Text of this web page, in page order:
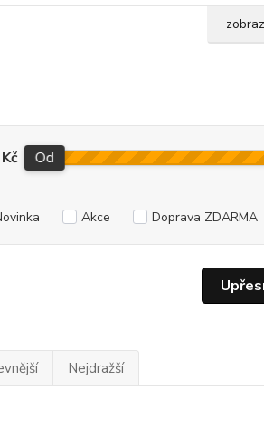
Kč Od
Akce Doprava ZDARMA
Nejdražší